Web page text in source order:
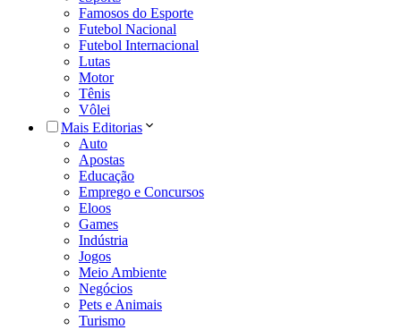
Famosos do Esporte
Futebol Nacional
Futebol Internacional
Lutas
Motor
Tênis
Vôlei
Mais Editorias
Auto
Apostas
Educação
Emprego e Concursos
Eloos
Games
Indústria
Jogos
Meio Ambiente
Negócios
Pets e Animais
Turismo